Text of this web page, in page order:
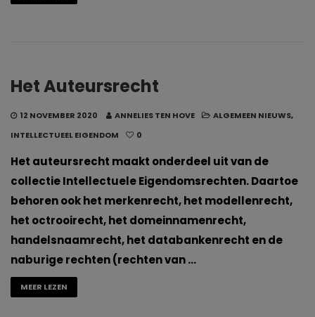
Het Auteursrecht
12 NOVEMBER 2020 ANNELIES TEN HOVE ALGEMEEN NIEUWS,
INTELLECTUEEL EIGENDOM
0
Het auteursrecht maakt onderdeel uit van de
collectie Intellectuele Eigendomsrechten. Daartoe
behoren ook het merkenrecht, het modellenrecht,
het octrooirecht, het domeinnamenrecht,
handelsnaamrecht, het databankenrecht en de
naburige rechten (rechten van …
MEER LEZEN